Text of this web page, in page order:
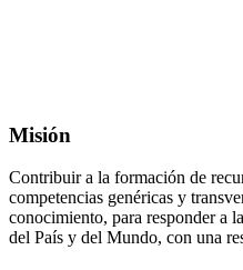
Misión
Contribuir a la formación de
competencias genéricas y
conocimiento, para responder a
del País y del Mundo, con una